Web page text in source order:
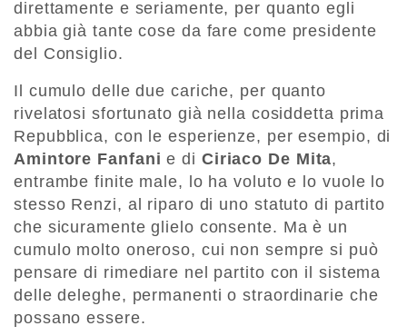
direttamente e seriamente, per quanto egli
abbia già tante cose da fare come presidente
del Consiglio.
Il cumulo delle due cariche, per quanto
rivelatosi sfortunato già nella cosiddetta prima
Repubblica, con le esperienze, per esempio, di
Amintore Fanfani e di Ciriaco De Mita,
entrambe finite male, lo ha voluto e lo vuole lo
stesso Renzi, al riparo di uno statuto di partito
che sicuramente glielo consente. Ma è un
cumulo molto oneroso, cui non sempre si può
pensare di rimediare nel partito con il sistema
delle deleghe, permanenti o straordinarie che
possano essere.